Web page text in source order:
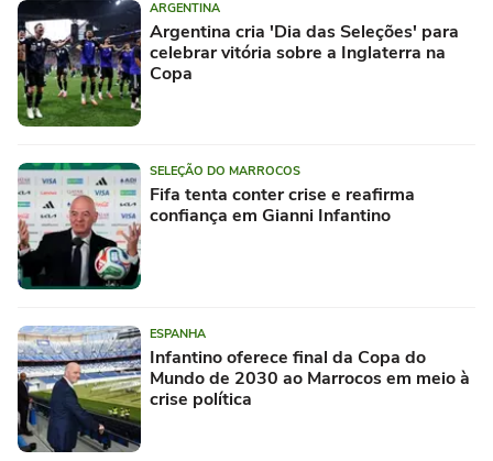
ARGENTINA
Argentina cria 'Dia das Seleções' para
celebrar vitória sobre a Inglaterra na
Copa
SELEÇÃO DO MARROCOS
Fifa tenta conter crise e reafirma
confiança em Gianni Infantino
ESPANHA
Infantino oferece final da Copa do
Mundo de 2030 ao Marrocos em meio à
crise política